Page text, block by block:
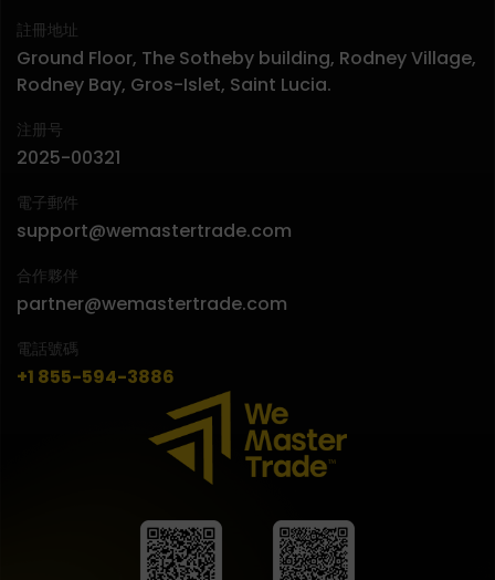
註冊地址
Ground Floor, The Sotheby building, Rodney Village,
Rodney Bay, Gros-Islet, Saint Lucia.
注册号
2025-00321
電子郵件
support@wemastertrade.com
合作夥伴
partner@wemastertrade.com
電話號碼
+1 855-594-3886